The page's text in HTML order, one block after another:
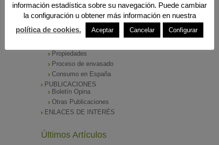
Archivos Corporativos
GALERÍA DE IMÁGENES
CONTACTO
ENVASADO DE ACEITE
Propiedades
Proceso de envasado
Consumo en España
PUBLICACIONES
Boletín Opina
Otras Publicaciones
ENLACES DE INTERÉS
Últimos Artículos
información estadística sobre su navegación. Puede cambiar
la configuración u obtener más información en nuestra
política de cookies.
Aceptar Cancelar Configurar